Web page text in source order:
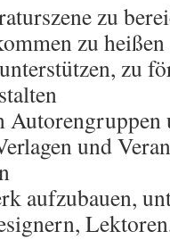
zu
zu heißen
zu
und
aufzubauen,